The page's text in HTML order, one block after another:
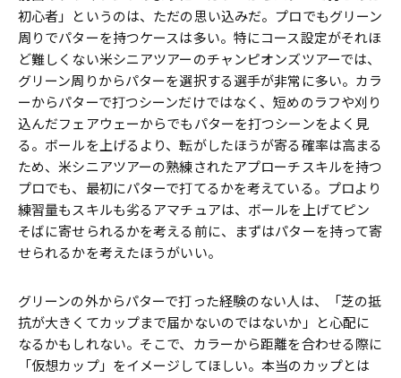
初心者」というのは、ただの思い込みだ。プロでもグリーン
周りでパターを持つケースは多い。特にコース設定がそれほ
ど難しくない米シニアツアーのチャンピオンズツアーでは、
グリーン周りからパターを選択する選手が非常に多い。カラ
ーからパターで打つシーンだけではなく、短めのラフや刈り
込んだフェアウェーからでもパターを打つシーンをよく見
る。ボールを上げるより、転がしたほうが寄る確率は高まる
ため、米シニアツアーの熟練されたアプローチスキルを持つ
プロでも、最初にパターで打てるかを考えている。プロより
練習量もスキルも劣るアマチュアは、ボールを上げてピン
そばに寄せられるかを考える前に、まずはパターを持って寄
せられるかを考えたほうがいい。
グリーンの外からパターで打った経験のない人は、「芝の抵
抗が大きくてカップまで届かないのではないか」と心配に
なるかもしれない。そこで、カラーから距離を合わせる際に
「仮想カップ」をイメージしてほしい。本当のカップとは